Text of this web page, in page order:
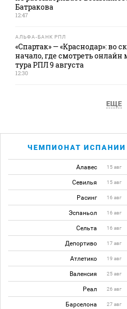
Батракова
12:47
АЛЬФА-БАНК РПЛ
«Спартак» — «Краснодар»: во
начало, где смотреть онлайн
тура РПЛ 9 августа
12:30
ЕЩЕ
ЧЕМПИОНАТ ИСПАНИИ
Алавес 15 авг
Севилья 15 авг
Расинг 16 авг
Эспаньол 16 авг
Сельта 16 авг
Депортиво 17 авг
Атлетико 19 авг
Валенсия 25 авг
Реал 26 авг
Барселона 27 авг